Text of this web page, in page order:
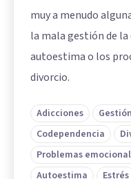
muy a menudo
la mala gestión de
autoestima o los
divorcio.
Adicciones
Codependencia
Problemas
Autoestima
Estrés